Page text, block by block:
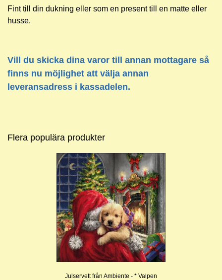
Fint till din dukning eller som en present till en matte eller
husse.
Vill du skicka dina varor till annan mottagare så
finns nu möjlighet att välja annan
leveransadress i kassadelen.
Flera populära produkter
Julservett från Ambiente - * Valpen